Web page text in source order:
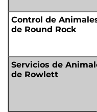
Control de
de Round Rock
Servicios de
de Rowlett